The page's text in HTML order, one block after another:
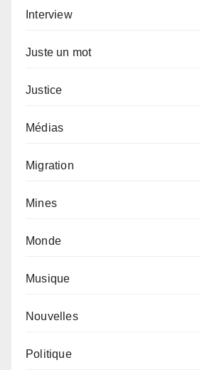
Interview
Juste un mot
Justice
Médias
Migration
Mines
Monde
Musique
Nouvelles
Politique